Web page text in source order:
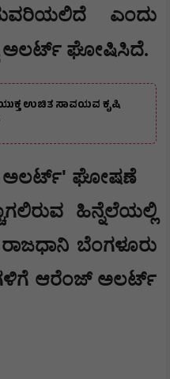
ಎಂದು
ಅಲರ್ಟ್ ಘೋಷಿಸಿದೆ.
ಉಚಿತ ಸಾವಯವ ಕೃಷಿ
ಅಲರ್ಟ್' ಘೋಷಣೆ
ಹಿನ್ನೆಲೆಯಲ್ಲಿ
ಬೆಂಗಳೂರು
ಆರೆಂಜ್ ಅಲರ್ಟ್